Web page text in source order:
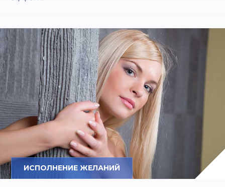
ИСПОЛНЕНИЕ ЖЕЛАНИЙ